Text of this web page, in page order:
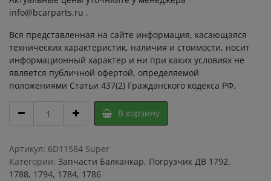
info@bcarparts.ru .
Вся представленная на сайте информация, касающаяся
технических характеристик, наличия и стоимости, носит
информационный характер и ни при каких условиях не
является публичной офертой, определяемой
положениями Статьи 437(2) Гражданского кодекса РФ.
7069
quantity
В корзину
Артикул: 6D11584 Super
Категории: Запчасти Балканкар, Погрузчик ДВ 1792,
1788, 1794, 1784, 1786